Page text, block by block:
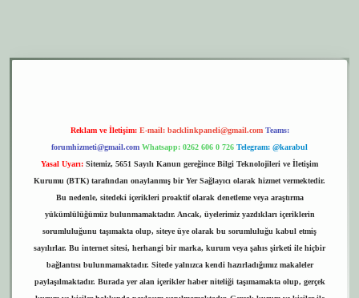
Reklam ve İletişim: E-mail: backlinkpaneli@gmail.com Teams:
forumhizmeti@gmail.com Whatsapp: 0262 606 0 726 Telegram: @karabul
Yasal Uyarı: Sitemiz, 5651 Sayılı Kanun gereğince Bilgi Teknolojileri ve İletişim
Kurumu (BTK) tarafından onaylanmış bir Yer Sağlayıcı olarak hizmet vermektedir.
Bu nedenle, sitedeki içerikleri proaktif olarak denetleme veya araştırma
yükümlülüğümüz bulunmamaktadır. Ancak, üyelerimiz yazdıkları içeriklerin
sorumluluğunu taşımakta olup, siteye üye olarak bu sorumluluğu kabul etmiş
sayılırlar. Bu internet sitesi, herhangi bir marka, kurum veya şahıs şirketi ile hiçbir
bağlantısı bulunmamaktadır. Sitede yalnızca kendi hazırladığımız makaleler
paylaşılmaktadır. Burada yer alan içerikler haber niteliği taşımamakta olup, gerçek